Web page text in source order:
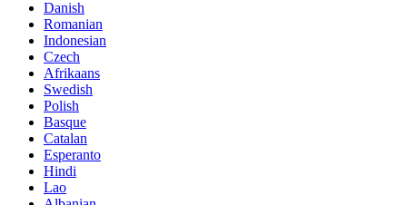
Danish
Romanian
Indonesian
Czech
Afrikaans
Swedish
Polish
Basque
Catalan
Esperanto
Hindi
Lao